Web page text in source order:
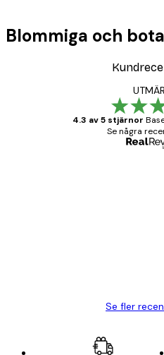
Blommiga och
4.3 av 5 stjärnor
Se några
Se fler